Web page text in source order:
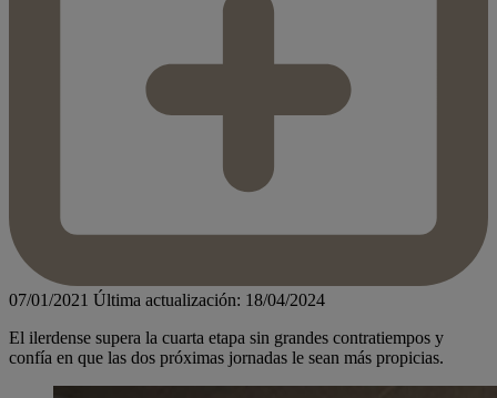
07/01/2021 Última actualización: 18/04/2024
El ilerdense supera la cuarta etapa sin grandes contratiempos y
confía en que las dos próximas jornadas le sean más propicias.